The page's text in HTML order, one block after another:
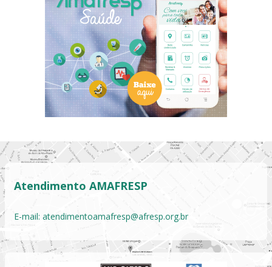
Atendimento AMAFRESP
E-mail: atendimentoamafresp@afresp.org.br